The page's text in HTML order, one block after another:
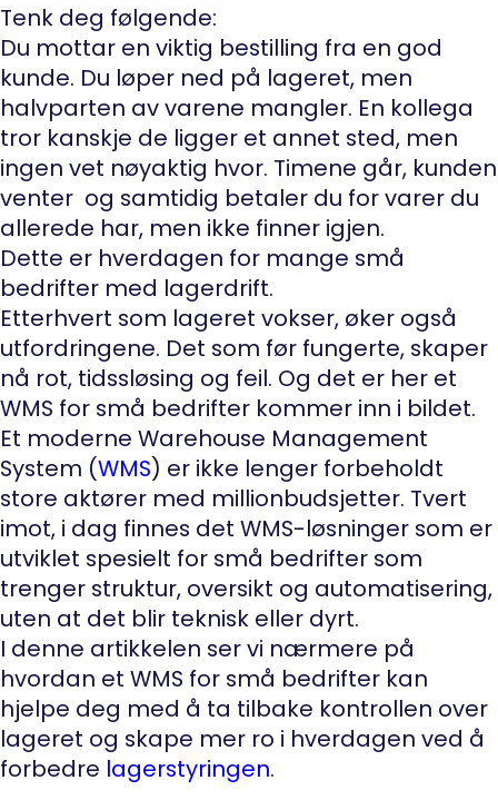
Tenk deg følgende:
Du mottar en viktig bestilling fra en god
kunde. Du løper ned på lageret, men
halvparten av varene mangler. En kollega
tror kanskje de ligger et annet sted, men
ingen vet nøyaktig hvor. Timene går, kunden
venter og samtidig betaler du for varer du
allerede har, men ikke finner igjen.
Dette er hverdagen for mange små
bedrifter med lagerdrift.
Etterhvert som lageret vokser, øker også
utfordringene. Det som før fungerte, skaper
nå rot, tidssløsing og feil. Og det er her et
WMS for små bedrifter kommer inn i bildet.
Et moderne Warehouse Management
System (WMS) er ikke lenger forbeholdt
store aktører med millionbudsjetter. Tvert
imot, i dag finnes det WMS-løsninger som er
utviklet spesielt for små bedrifter som
trenger struktur, oversikt og automatisering,
uten at det blir teknisk eller dyrt.
I denne artikkelen ser vi nærmere på
hvordan et WMS for små bedrifter kan
hjelpe deg med å ta tilbake kontrollen over
lageret og skape mer ro i hverdagen ved å
forbedre lagerstyringen.